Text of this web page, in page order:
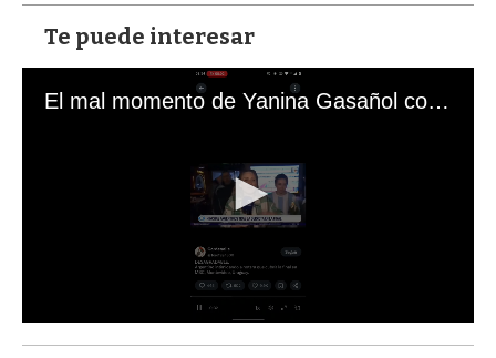
Te puede interesar
El mal momento de Yanina Gasañol con un hincha argentino en "Subrayado"
s